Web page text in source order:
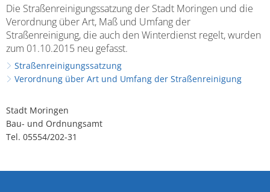
Die Straßenreinigungssatzung der Stadt Moringen und die
Verordnung über Art, Maß und Umfang der
Straßenreinigung, die auch den Winterdienst regelt, wurden
zum 01.10.2015 neu gefasst.
Straßenreinigungssatzung
Verordnung über Art und Umfang der Straßenreinigung
Stadt Moringen
Bau- und Ordnungsamt
Tel. 05554/202-31